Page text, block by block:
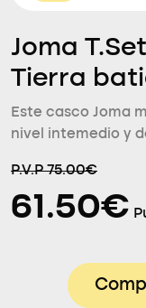
Joma
Tierra
Este casco Joma
nivel intemedio y
P.V.P 75.00€
61.50€